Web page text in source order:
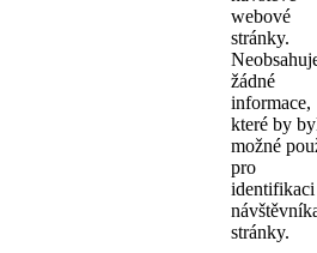
webové
stránky.
žádné
informace,
které by
možné
pro
identifikaci
stránky.